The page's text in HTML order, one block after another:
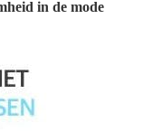
in de mode